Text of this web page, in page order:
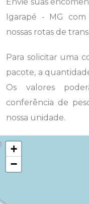
Igarapé - MG com
nossas rotas de
Para solicitar uma
pacote, a
Os valores
conferência de
nossa unidade.
+
−